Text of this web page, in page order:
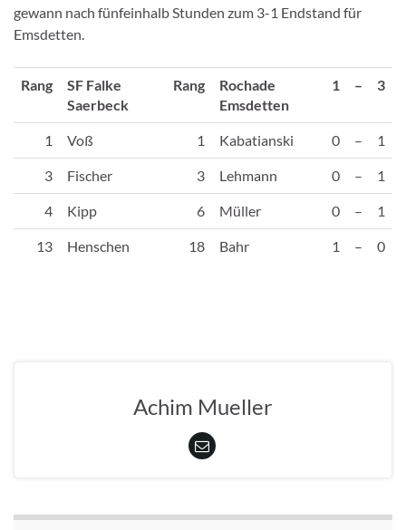
gewann nach fünfeinhalb Stunden zum 3-1 Endstand für
Emsdetten.
Rang
SF Falke
Saerbeck
Rang
Rochade
Emsdetten
1 – 3
1 Voß 1 Kabatianski 0 – 1
3 Fischer 3 Lehmann 0 – 1
4 Kipp 6 Müller 0 – 1
13 Henschen 18 Bahr 1 – 0
Achim Mueller